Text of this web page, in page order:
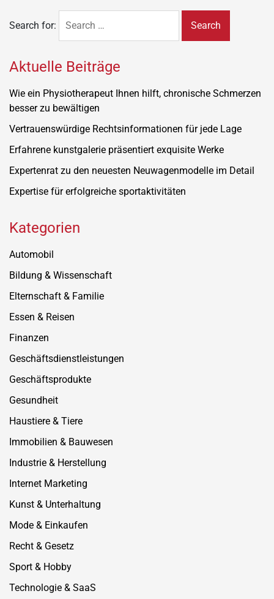
Search for:
Aktuelle Beiträge
Wie ein Physiotherapeut Ihnen hilft, chronische Schmerzen
besser zu bewältigen
Vertrauenswürdige Rechtsinformationen für jede Lage
Erfahrene kunstgalerie präsentiert exquisite Werke
Expertenrat zu den neuesten Neuwagenmodelle im Detail
Expertise für erfolgreiche sportaktivitäten
Kategorien
Automobil
Bildung & Wissenschaft
Elternschaft & Familie
Essen & Reisen
Finanzen
Geschäftsdienstleistungen
Geschäftsprodukte
Gesundheit
Haustiere & Tiere
Immobilien & Bauwesen
Industrie & Herstellung
Internet Marketing
Kunst & Unterhaltung
Mode & Einkaufen
Recht & Gesetz
Sport & Hobby
Technologie & SaaS